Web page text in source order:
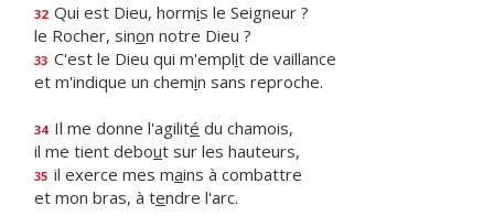
32 Qui est Dieu, hormis le Seigneur ?
le Rocher, sinon notre Dieu ?
33 C'est le Dieu qui m'emplit de vaillance
et m'indique un chemin sans reproche.
34 Il me donne l'agilité du chamois,
il me tient debout sur les hauteurs,
35 il exerce mes mains à combattre
et mon bras, à tendre l'arc.